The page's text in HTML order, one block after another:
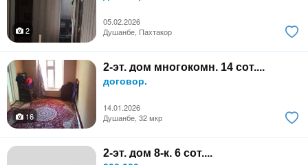
05.02.2026
2
Душанбе, Пахтакор
2-эт. дом многокомн. 14 сот....
договор.
14.01.2026
16
Душанбе, 32 мкр
2-эт. дом 8-к. 6 сот....